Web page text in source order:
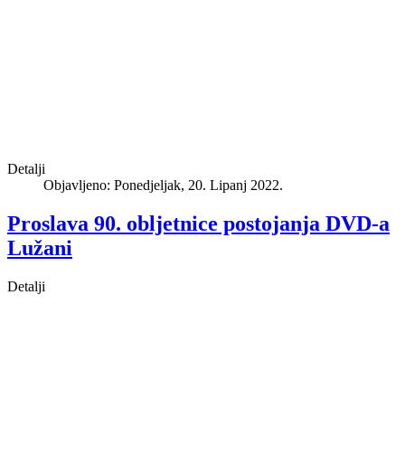
Detalji
Objavljeno: Ponedjeljak, 20. Lipanj 2022.
Proslava 90. obljetnice postojanja DVD-a
Lužani
Detalji